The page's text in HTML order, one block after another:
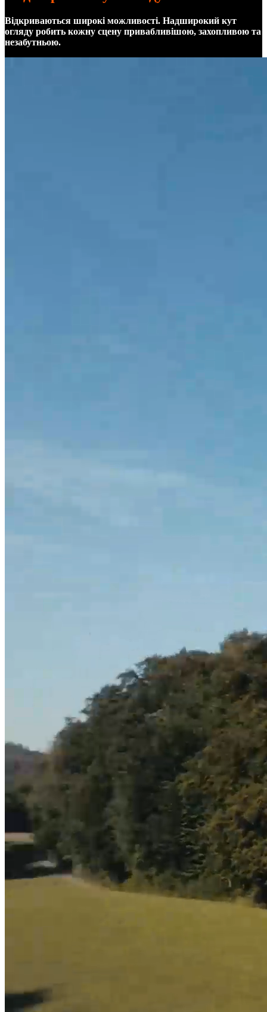
Відкриваються широкі можливості. Надширокий кут
огляду робить кожну сцену привабливішою, захопливою та
незабутньою.